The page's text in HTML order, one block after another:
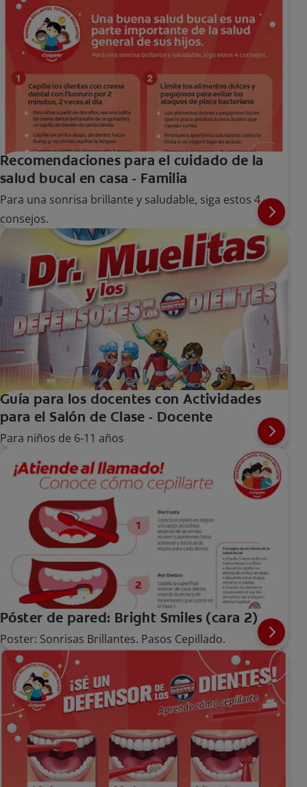
Recomendaciones para el cuidado de la
salud bucal en casa - Familia
Para una sonrisa brillante y saludable, siga estos 4
consejos.
Guía para los docentes con Actividades
para el Salón de Clase - Docente
Para niños de 6-11 años
Póster de pared: Bright Smiles (cara 2)
Poster: Sonrisas Brillantes. Pasos Cepillado.